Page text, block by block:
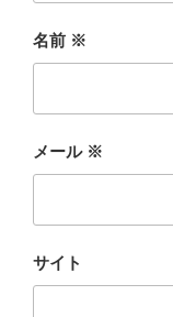
名前 ※
メール ※
サイト